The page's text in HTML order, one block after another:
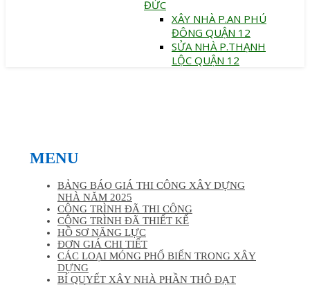
ĐỨC
XÂY NHÀ P.AN PHÚ
ĐÔNG QUẬN 12
SỬA NHÀ P.THẠNH
LỘC QUẬN 12
MENU
BẢNG BÁO GIÁ THI CÔNG XÂY DỰNG
NHÀ NĂM 2025
CÔNG TRÌNH ĐÃ THI CÔNG
CÔNG TRÌNH ĐÃ THIẾT KẾ
HỒ SƠ NĂNG LỰC
ĐƠN GIÁ CHI TIẾT
CÁC LOẠI MÓNG PHỔ BIẾN TRONG XÂY
DỰNG
BÍ QUYẾT XÂY NHÀ PHẦN THÔ ĐẠT